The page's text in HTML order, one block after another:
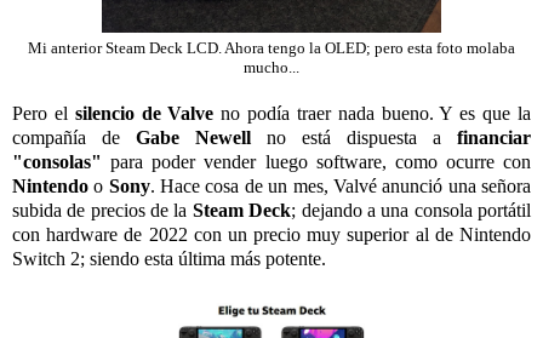
Mi anterior Steam Deck LCD. Ahora tengo la OLED; pero esta foto molaba
mucho...
Pero el silencio de Valve no podía traer nada bueno. Y es que la
compañía de Gabe Newell no está dispuesta a financiar
"consolas" para poder vender luego software, como ocurre con
Nintendoo Sony. Hace cosa de un mes, Valvé anunció una señora
subida de precios de la Steam Deck; dejando a una consola portátil
con hardware de 2022 con un precio muy superior al de Nintendo
Switch 2; siendo esta última más potente.